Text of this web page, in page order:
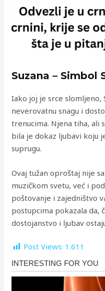
Suzana – Simbol
Iako joj je srce slomljeno,
neverovatnu snagu i
trenucima. Njena tiha, ali
bila je dokaz ljubavi koju
suprugu.
Ovaj tužan oproštaj nije
muzičkom svetu, već i
poštovanje i zajedništvo
postupcima pokazala da,
dostojanstvo i ljubav
Post Views: 1.611